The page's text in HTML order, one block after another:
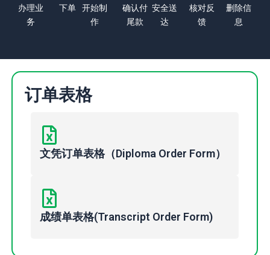
办理业
务
下单
开始制
作
确认付
尾款
安全送
达
核对反
馈
删除信
息
订单表格
文凭订单表格（Diploma Order Form）
成绩单表格(Transcript Order Form)